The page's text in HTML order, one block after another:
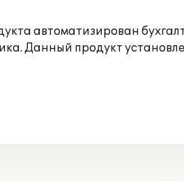
автоматизирован
Данный продукт